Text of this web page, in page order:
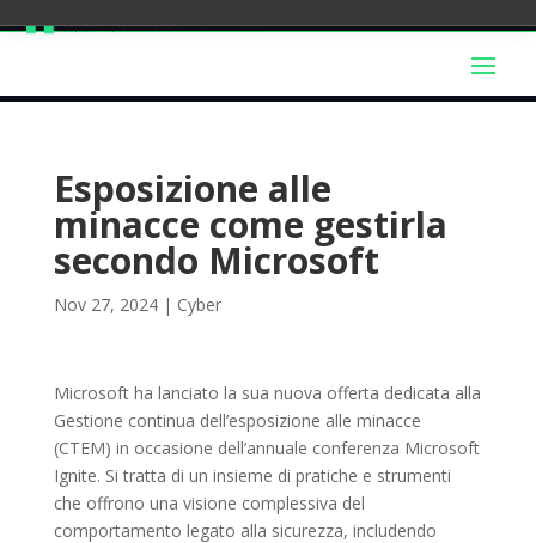
Esposizione alle
minacce come gestirla
secondo Microsoft
Nov 27, 2024| Cyber
Microsoft ha lanciato la sua nuova offerta dedicata alla
Gestione continua dell’esposizione alle minacce
(CTEM) in occasione dell’annuale conferenza Microsoft
Ignite. Si tratta di un insieme di pratiche e strumenti
che offrono una visione complessiva del
comportamento legato alla sicurezza, includendo